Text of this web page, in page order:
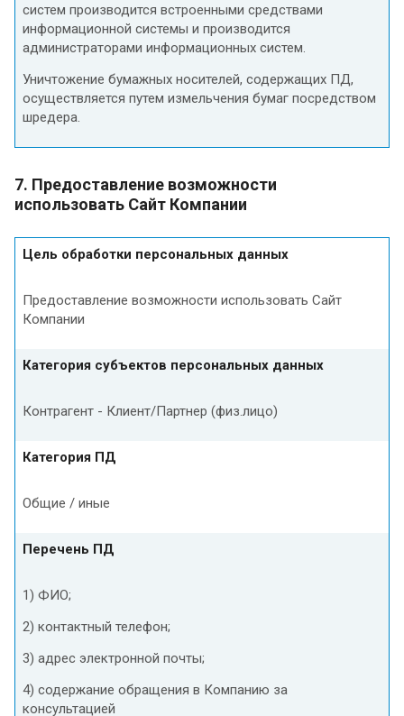
систем производится встроенными средствами
информационной системы и производится
администраторами информационных систем.
Уничтожение бумажных носителей, содержащих ПД,
осуществляется путем измельчения бумаг посредством
шредера.
7. Предоставление возможности
использовать Сайт Компании
Цель обработки персональных данных
Предоставление возможности использовать Сайт
Компании
Категория субъектов персональных данных
Контрагент - Клиент/Партнер (физ.лицо)
Категория ПД
Общие / иные
Перечень ПД
1) ФИО;
2) контактный телефон;
3) адрес электронной почты;
4) содержание обращения в Компанию за
консультацией